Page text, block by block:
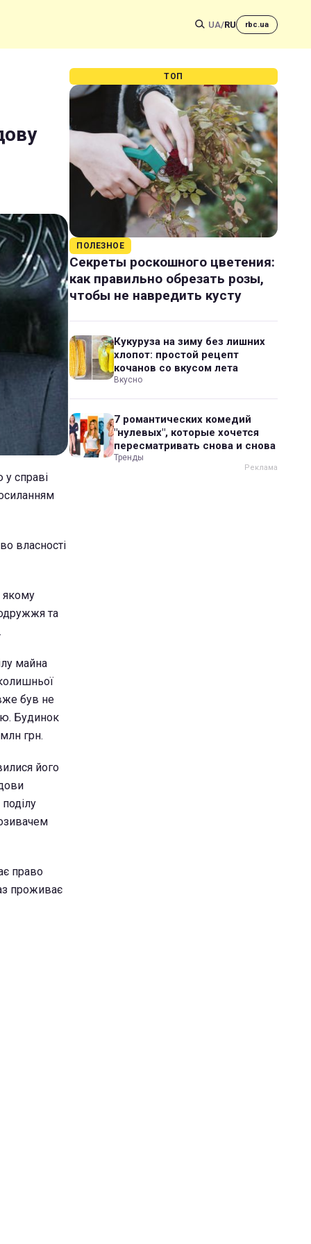
UA/RU rbc.ua
справі
власності
якому
та
майна
був не
Будинок
грн.
його
право
проживає
ТОП
ПОЛЕЗНОЕ
Секреты роскошного цветения:
как правильно обрезать розы,
чтобы не навредить кусту
Кукуруза на зиму без лишних
хлопот: простой рецепт
кочанов со вкусом лета
Вкусно
7 романтических комедий
"нулевых", которые хочется
пересматривать снова и снова
Тренды